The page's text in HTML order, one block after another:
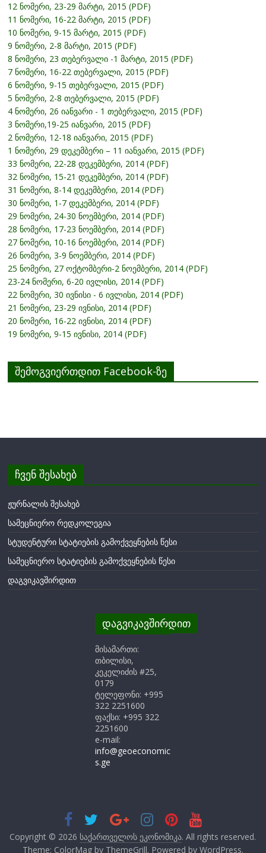
12 ნომერი, 23-29 მარტი, 2015 (PDF)
11 ნომერი, 16-22 მარტი, 2015 (PDF)
10 ნომერი, 9-15 მარტი, 2015 (PDF)
9 ნომერი, 2-8 მარტი, 2015 (PDF)
8 ნომერი, 23 თებერვალი -1 მარტი, 2015 (PDF)
7 ნომერი, 16-22 თებერვალი, 2015 (PDF)
6 ნომერი, 9-15 თებერვალი, 2015 (PDF)
5 ნომერი, 2-8 თებერვალი, 2015 (PDF)
4 ნომერი, 26 იანვარი - 1 თებერვალი, 2015 (PDF)
3 ნომერი,19-25 იანვარი, 2015 (PDF)
2 ნომერი, 12-18 იანვარი, 2015 (PDF)
1 ნომერი, 29 დეკემბერი – 11 იანვარი, 2015 (PDF)
33 ნომერი, 22-28 დეკემბერი, 2014 (PDF)
32 ნომერი, 15-21 დეკემბერი, 2014 (PDF)
31 ნომერი, 8-14 დეკემბერი, 2014 (PDF)
30 ნომერი, 1-7 დეკემბერი, 2014 (PDF)
29 ნომერი, 24-30 ნოემბერი, 2014 (PDF)
28 ნომერი, 17-23 ნოემბერი, 2014 (PDF)
27 ნომერი, 10-16 ნოემბერი, 2014 (PDF)
26 ნომერი, 3-9 ნოემბერი, 2014 (PDF)
25 ნომერი, 27 ოქტომბერი-2 ნოემბერი, 2014 (PDF)
23-24 ნომერი, 6-20 ივლისი, 2014 (PDF)
22 ნომერი, 30 ივნისი - 6 ივლისი, 2014 (PDF)
21 ნომერი, 23-29 ივნისი, 2014 (PDF)
20 ნომერი, 16-22 ივნისი, 2014 (PDF)
19 ნომერი, 9-15 ივნისი, 2014 (PDF)
შემოგვიერთდით Facebook-ზე
ჩვენ შესახებ
ჟურნალის შესახებ
სამეცნიერო რედკოლეგია
სტუდენტური სტატიების გამოქვეყნების წესი
სამეცნიერო სტატიების გამოქვეყნების წესი
დაგვიკავშირდით
დაგვიკავშირდით
მისამართი:
თბილისი,
კეკელიძის #25,
0179
ტელეფონი: +995
322 2251600
ფაქსი: +995 322
2251600
e-mail:
info@geoeconomic
s.ge
Copyright © 2026 საქართველოს ეკონომიკა. All rights reserved.
Theme: ColorMag by ThemeGrill. Powered by WordPress.